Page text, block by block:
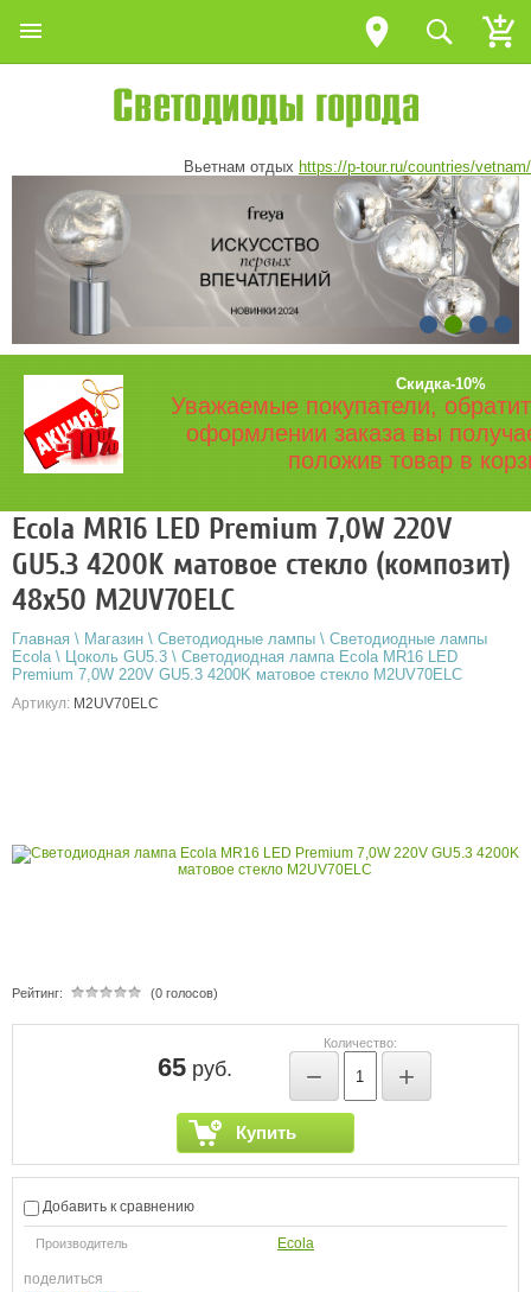
Вьетнам отдых https://p-tour.ru/countries/vetnam/
Скидка-10%
Уважаемые покупатели,
оформлении заказа вы
положив товар в
Ecola MR16 LED Premium 7,0W 220V
GU5.3 4200K матовое стекло (композит)
48x50 M2UV70ELC
Главная \ Магазин \ Светодиодные лампы \ Светодиодные лампы
Ecola\ Цоколь GU5.3 \ Светодиодная лампа Ecola MR16 LED
Premium 7,0W 220V GU5.3 4200K матовое стекло M2UV70ELC
Артикул: M2UV70ELC
Рейтинг: (0 голосов)
65руб.
Количество:
− +
Купить
Добавить к сравнению
Производитель Ecola
поделиться